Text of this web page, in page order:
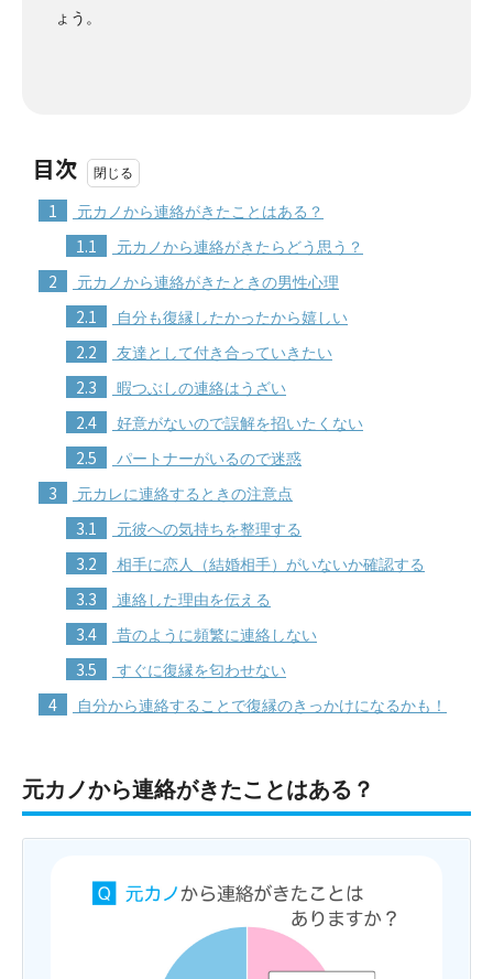
ょう。
目次
1 元カノから連絡がきたことはある？
1.1 元カノから連絡がきたらどう思う？
2 元カノから連絡がきたときの男性心理
2.1 自分も復縁したかったから嬉しい
2.2 友達として付き合っていきたい
2.3 暇つぶしの連絡はうざい
2.4 好意がないので誤解を招いたくない
2.5 パートナーがいるので迷惑
3 元カレに連絡するときの注意点
3.1 元彼への気持ちを整理する
3.2 相手に恋人（結婚相手）がいないか確認する
3.3 連絡した理由を伝える
3.4 昔のように頻繁に連絡しない
3.5 すぐに復縁を匂わせない
4 自分から連絡することで復縁のきっかけになるかも！
元カノから連絡がきたことはある？